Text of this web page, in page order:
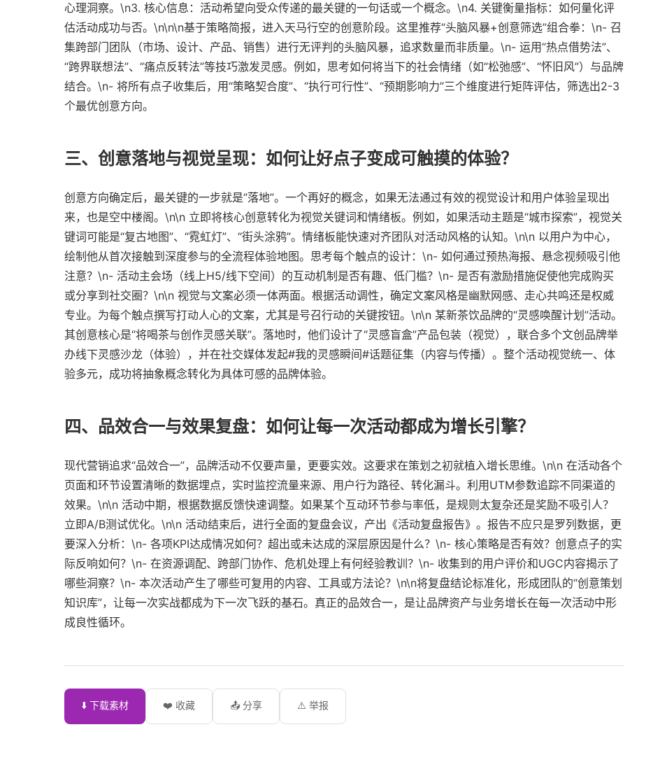
心理洞察。\n3. 核心信息：活动希望向受众传递的最关键的一句话或一个概念。\n4. 关键衡量指标：如何量化评
估活动成功与否。\n\n\n基于策略简报，进入天马行空的创意阶段。这里推荐“头脑风暴+创意筛选”组合拳：\n- 召
集跨部门团队（市场、设计、产品、销售）进行无评判的头脑风暴，追求数量而非质量。\n- 运用“热点借势法”、
“跨界联想法”、“痛点反转法”等技巧激发灵感。例如，思考如何将当下的社会情绪（如“松弛感”、“怀旧风”）与品牌
结合。\n- 将所有点子收集后，用“策略契合度”、“执行可行性”、“预期影响力”三个维度进行矩阵评估，筛选出2-3
个最优创意方向。
三、创意落地与视觉呈现：如何让好点子变成可触摸的体验？
创意方向确定后，最关键的一步就是“落地”。一个再好的概念，如果无法通过有效的视觉设计和用户体验呈现出
来，也是空中楼阁。\n\n 立即将核心创意转化为视觉关键词和情绪板。例如，如果活动主题是“城市探索”，视觉关
键词可能是“复古地图”、“霓虹灯”、“街头涂鸦”。情绪板能快速对齐团队对活动风格的认知。\n\n 以用户为中心，
绘制他从首次接触到深度参与的全流程体验地图。思考每个触点的设计：\n- 如何通过预热海报、悬念视频吸引他
注意？\n- 活动主会场（线上H5/线下空间）的互动机制是否有趣、低门槛？\n- 是否有激励措施促使他完成购买
或分享到社交圈？\n\n 视觉与文案必须一体两面。根据活动调性，确定文案风格是幽默网感、走心共鸣还是权威
专业。为每个触点撰写打动人心的文案，尤其是号召行动的关键按钮。\n\n 某新茶饮品牌的“灵感唤醒计划”活动。
其创意核心是“将喝茶与创作灵感关联”。落地时，他们设计了“灵感盲盒”产品包装（视觉），联合多个文创品牌举
办线下灵感沙龙（体验），并在社交媒体发起#我的灵感瞬间#话题征集（内容与传播）。整个活动视觉统一、体
验多元，成功将抽象概念转化为具体可感的品牌体验。
四、品效合一与效果复盘：如何让每一次活动都成为增长引擎？
现代营销追求“品效合一”，品牌活动不仅要声量，更要实效。这要求在策划之初就植入增长思维。\n\n 在活动各个
页面和环节设置清晰的数据埋点，实时监控流量来源、用户行为路径、转化漏斗。利用UTM参数追踪不同渠道的
效果。\n\n 活动中期，根据数据反馈快速调整。如果某个互动环节参与率低，是规则太复杂还是奖励不吸引人？
立即A/B测试优化。\n\n 活动结束后，进行全面的复盘会议，产出《活动复盘报告》。报告不应只是罗列数据，更
要深入分析：\n- 各项KPI达成情况如何？超出或未达成的深层原因是什么？\n- 核心策略是否有效？创意点子的实
际反响如何？\n- 在资源调配、跨部门协作、危机处理上有何经验教训？\n- 收集到的用户评价和UGC内容揭示了
哪些洞察？\n- 本次活动产生了哪些可复用的内容、工具或方法论？\n\n将复盘结论标准化，形成团队的“创意策划
知识库”，让每一次实战都成为下一次飞跃的基石。真正的品效合一，是让品牌资产与业务增长在每一次活动中形
成良性循环。
⬇️ 下载素材 ❤️ 收藏 📤 分享 ⚠️ 举报